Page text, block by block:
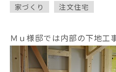
家づくり 注文住宅
Ｍｕ様邸では内部の下地工